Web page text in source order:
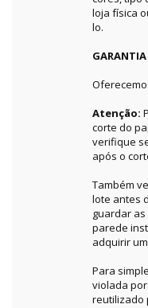
loja física
lo.
GARANTIA
Atenção:
corte do
verifique
após o
Também
lote antes
guardar
parede
adquirir
Para
violada
reutilizado